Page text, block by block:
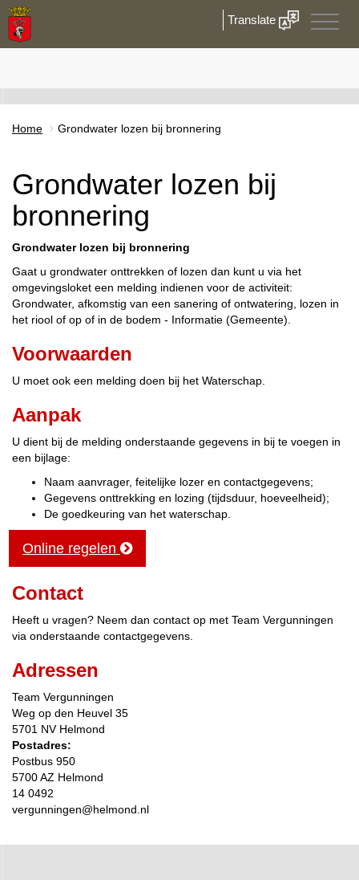
Toggle
Translate
Home Grondwater lozen bij bronnering
Grondwater lozen bij
bronnering
Grondwater lozen bij bronnering
Gaat u grondwater onttrekken of lozen dan kunt u via het
omgevingsloket een melding indienen voor de activiteit:
Grondwater, afkomstig van een sanering of ontwatering, lozen in
het riool of op of in de bodem - Informatie (Gemeente).
Voorwaarden
U moet ook een melding doen bij het Waterschap.
Aanpak
U dient bij de melding onderstaande gegevens in bij te voegen in
een bijlage:
Naam aanvrager, feitelijke lozer en contactgegevens;
Gegevens onttrekking en lozing (tijdsduur, hoeveelheid);
De goedkeuring van het waterschap.
Online regelen
Contact
Heeft u vragen? Neem dan contact op met Team Vergunningen
via onderstaande contactgegevens.
Adressen
Team Vergunningen
Weg op den Heuvel 35
5701 NV Helmond
Postbus 950
5700 AZ Helmond
14 0492
vergunningen@helmond.nl